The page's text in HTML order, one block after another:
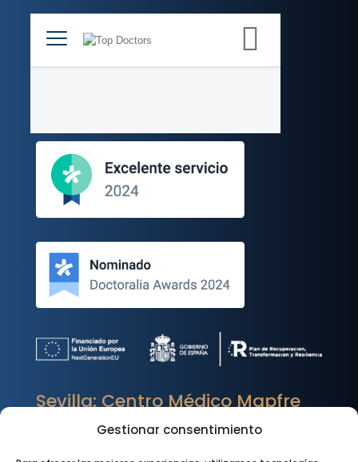
Gestionar consentimiento
Sevilla: Centro Médico Mapfre
Dirección